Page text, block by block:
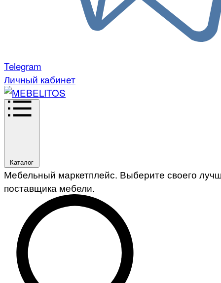
Telegram
Личный кабинет
Каталог
Мебельный маркетплейс. Выберите своего
поставщика мебели.